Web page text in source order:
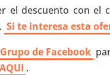
el descuento con el
Si te interesa esta
de Facebook
.